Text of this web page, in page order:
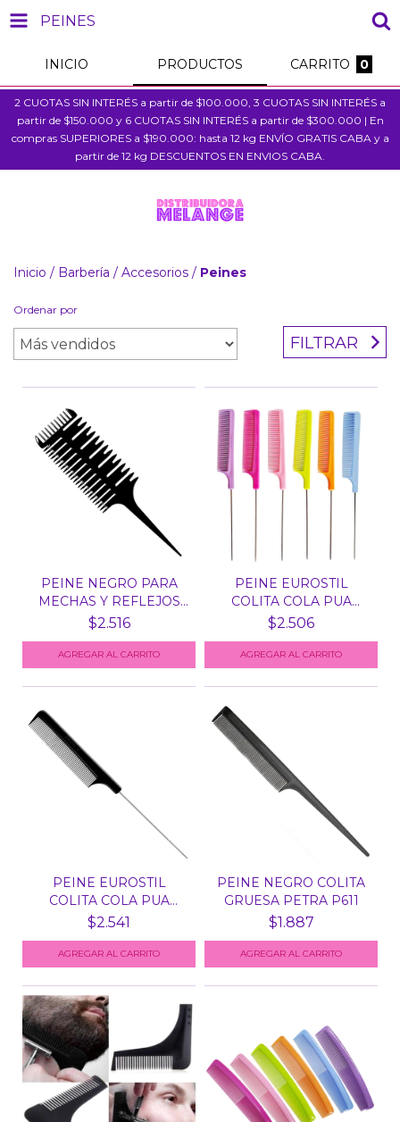
PEINES
INICIO PRODUCTOS CARRITO 0
2 CUOTAS SIN INTERÉS a partir de $100.000, 3 CUOTAS SIN INTERÉS a
partir de $150.000 y 6 CUOTAS SIN INTERÉS a partir de $300.000 | En
compras SUPERIORES a $190.000: hasta 12 kg ENVÍO GRATIS CABA y a
partir de 12 kg DESCUENTOS EN ENVIOS CABA.
Inicio / Barbería / Accesorios / Peines
Ordenar por
FILTRAR
PEINE NEGRO PARA
MECHAS Y REFLEJOS
(ART....
$2.516
PEINE EUROSTIL
COLITA COLA PUA
METALICA...
$2.506
PEINE EUROSTIL
COLITA COLA PUA
METALICA...
$2.541
PEINE NEGRO COLITA
GRUESA PETRA P611
$1.887